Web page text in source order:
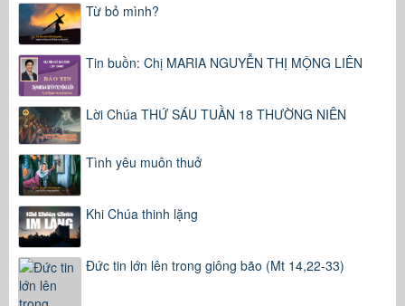
Từ bỏ mình?
Tin buồn: Chị MARIA NGUYỄN THỊ MỘNG LIÊN
Lời Chúa THỨ SÁU TUẦN 18 THƯỜNG NIÊN
Tình yêu muôn thuở
Khi Chúa thinh lặng
Đức tin lớn lên trong giông bão (Mt 14,22-33)